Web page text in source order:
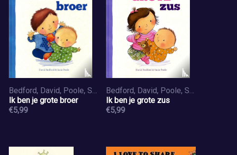
Bedford, David, Poole, Susie
Ik ben je grote broer
€5,99
Bedford, David, Poole, Susie
Ik ben je grote zus
€5,99